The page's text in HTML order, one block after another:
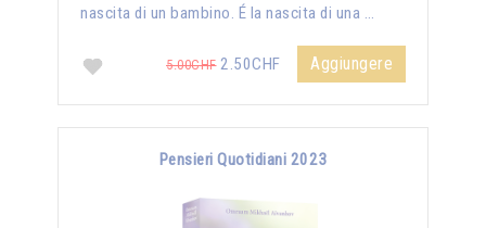
nascita di un bambino. É la nascita di una …
5.00CHF2.50CHF Aggiungere
Pensieri Quotidiani 2023